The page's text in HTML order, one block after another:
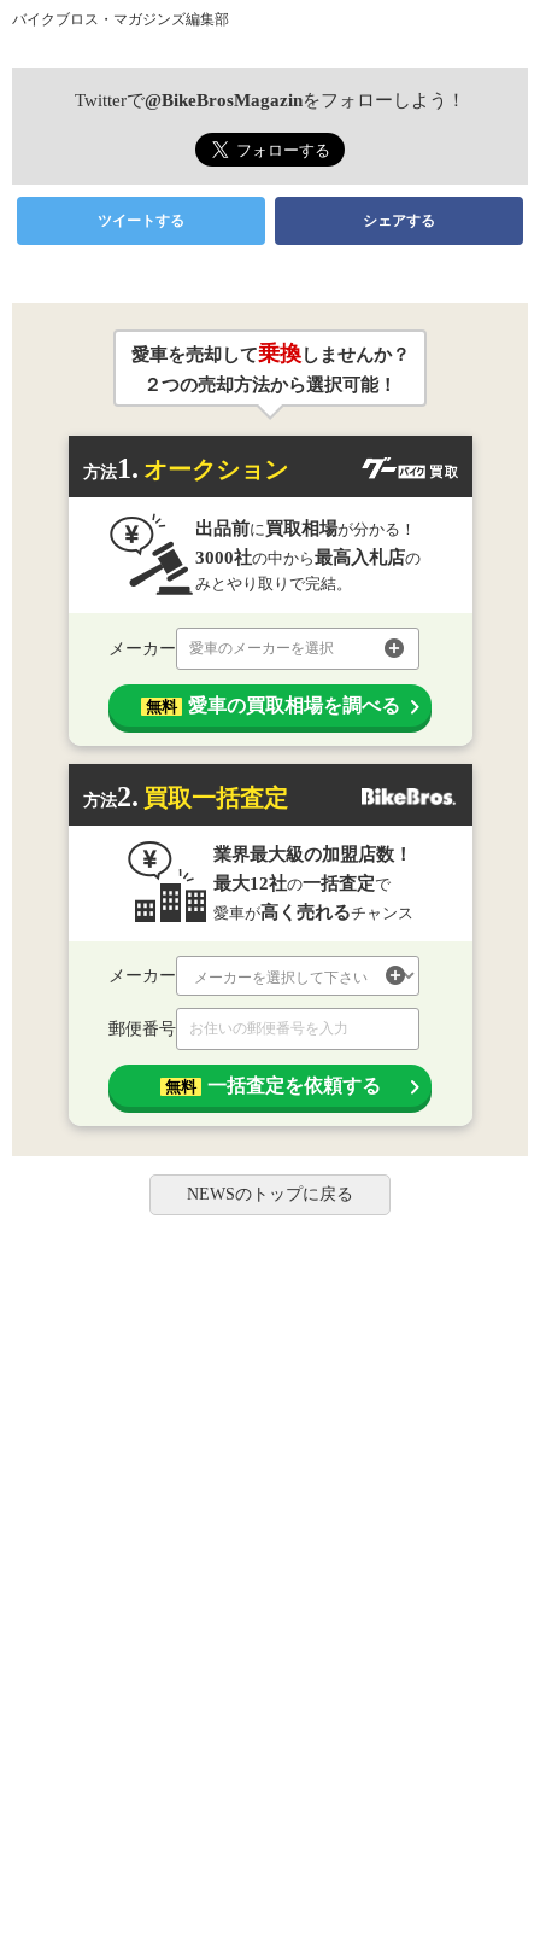
バイクブロス・マガジンズ編集部
Twitterで@BikeBrosMagazinをフォローしよう！
ツイートする シェアする
愛車を売却して乗換しませんか？
２つの売却方法から選択可能！
方法1. オークション
出品前に買取相場が分かる！
3000社の中から最高入札店の
みとやり取りで完結。
メーカー 愛車のメーカーを選択
無料 愛車の買取相場を調べる
方法2. 買取一括査定
業界最大級の加盟店数！
最大12社の一括査定で
愛車が高く売れるチャンス
メーカー
郵便番号
無料 一括査定を依頼する
NEWSのトップに戻る